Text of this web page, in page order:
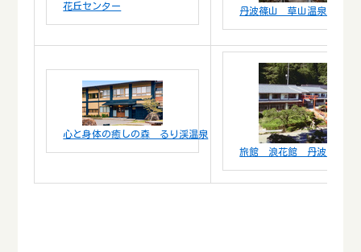
花丘センター 丹波篠山 草山温泉 大谷
心と身体の癒しの森 るり渓温泉
旅館 浪花館 丹波・篠山